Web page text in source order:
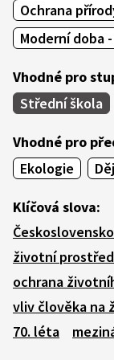
Ochrana
Moderní doba
Vhodné pro
Střední škola
Vhodné pro
Ekologie
Klíčová slova:
Československo
životní
ochrana
vliv člověka na
70. léta